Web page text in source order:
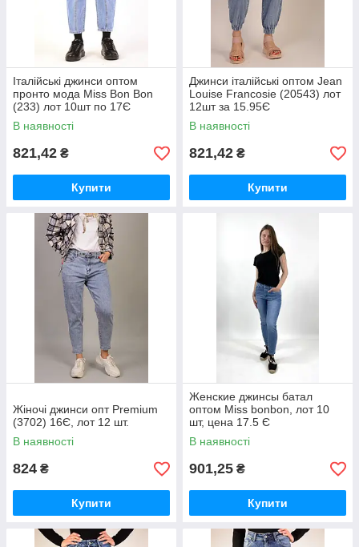
Італійські джинси оптом
пронто мода Miss Bon Bon
(233) лот 10шт по 17Є
В наявності
821,42 ₴
Купити
Джинси італійські оптом Jean
Louise Francosie (20543) лот
12шт за 15.95Є
В наявності
821,42 ₴
Купити
Жіночі джинси опт Premium
(3702) 16Є, лот 12 шт.
В наявності
824 ₴
Купити
Женские джинсы батал
оптом Miss bonbon, лот 10
шт, цена 17.5 Є
В наявності
901,25 ₴
Купити